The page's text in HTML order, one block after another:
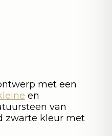
met een
en
van
zwarte kleur met